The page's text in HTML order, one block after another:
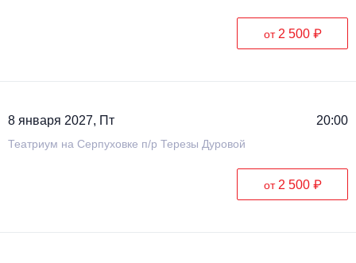
от 2 500 ₽
8 января 2027, Пт 20:00
Театриум на Серпуховке п/р Терезы Дуровой
от 2 500 ₽